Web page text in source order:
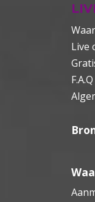
Live
F.A.Q